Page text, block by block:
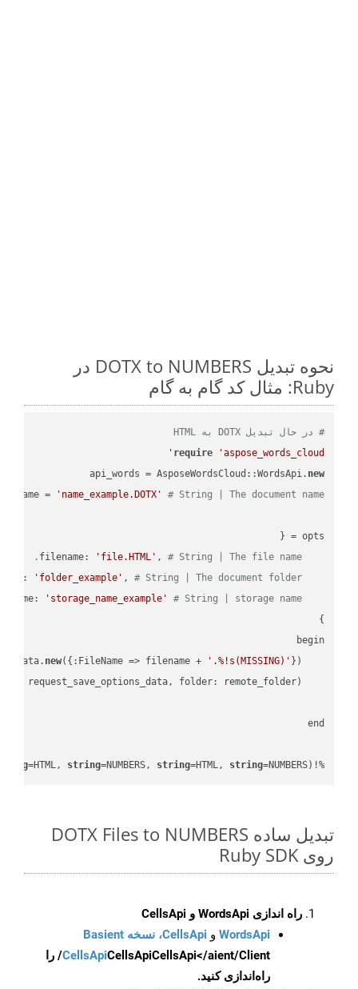
نحوه تبدیل DOTX to NUMBERS در
Ruby: مثال کد گام به گام
# در حال تبدیل DOTX به HTML
require
'aspose_words_cloud'
api_words = AsposeWordsCloud::WordsApi. new
name =
'name_example.DOTX' # String | The document name.
    filename:
'file.HTML' , # String | The file name.
    folder:
'folder_example' , # String | The document folder.
    storage_name:
'storage_name_example'
# String | storage name.
new({:FileName => filename +
'.%!s(MISSING)'
%!(EXTRA
=HTML, string=NUMBERS, string=HTML, string=NUMBERS)
تبدیل ساده DOTX Files to NUMBERS
روی Ruby SDK
راه اندازی WordsApi و CellsApi
WordsApi و CellsApi، نسخه Basient
CellsApiCellsApi
CellsApi</aient/Client/ را
راه‌اندازی کنید.